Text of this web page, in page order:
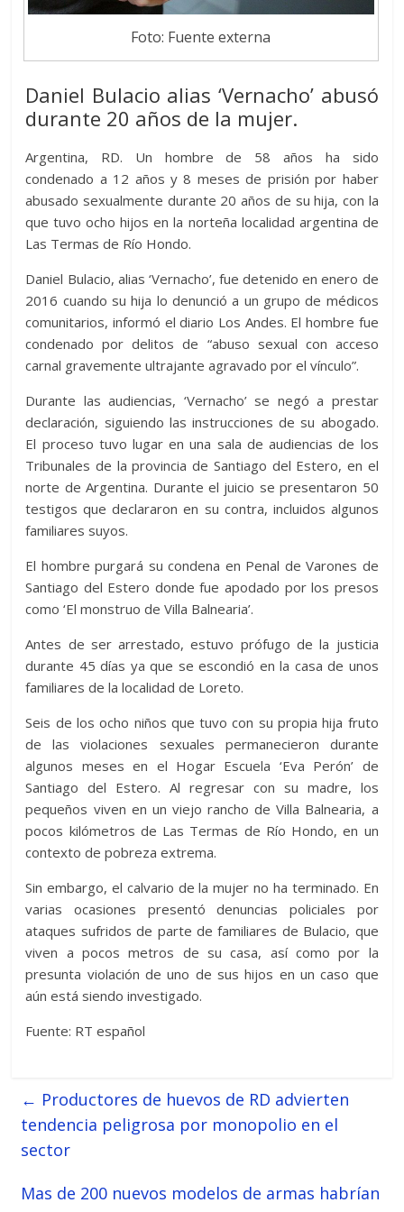
Foto: Fuente externa
Daniel Bulacio alias ‘Vernacho’ abusó
durante 20 años de la mujer.
Argentina, RD. Un hombre de 58 años ha sido
condenado a 12 años y 8 meses de prisión por haber
abusado sexualmente durante 20 años de su hija, con la
que tuvo ocho hijos en la norteña localidad argentina de
Las Termas de Río Hondo.
Daniel Bulacio, alias ‘Vernacho’, fue detenido en enero de
2016 cuando su hija lo denunció a un grupo de médicos
comunitarios, informó el diario Los Andes. El hombre fue
condenado por delitos de “abuso sexual con acceso
carnal gravemente ultrajante agravado por el vínculo”.
Durante las audiencias, ‘Vernacho’ se negó a prestar
declaración, siguiendo las instrucciones de su abogado.
El proceso tuvo lugar en una sala de audiencias de los
Tribunales de la provincia de Santiago del Estero, en el
norte de Argentina. Durante el juicio se presentaron 50
testigos que declararon en su contra, incluidos algunos
familiares suyos.
El hombre purgará su condena en Penal de Varones de
Santiago del Estero donde fue apodado por los presos
como ‘El monstruo de Villa Balnearia’.
Antes de ser arrestado, estuvo prófugo de la justicia
durante 45 días ya que se escondió en la casa de unos
familiares de la localidad de Loreto.
Seis de los ocho niños que tuvo con su propia hija fruto
de las violaciones sexuales permanecieron durante
algunos meses en el Hogar Escuela ‘Eva Perón’ de
Santiago del Estero. Al regresar con su madre, los
pequeños viven en un viejo rancho de Villa Balnearia, a
pocos kilómetros de Las Termas de Río Hondo, en un
contexto de pobreza extrema.
Sin embargo, el calvario de la mujer no ha terminado. En
varias ocasiones presentó denuncias policiales por
ataques sufridos de parte de familiares de Bulacio, que
viven a pocos metros de su casa, así como por la
presunta violación de uno de sus hijos en un caso que
aún está siendo investigado.
Fuente: RT español
← Productores de huevos de RD advierten
tendencia peligrosa por monopolio en el
sector
Mas de 200 nuevos modelos de armas habrían